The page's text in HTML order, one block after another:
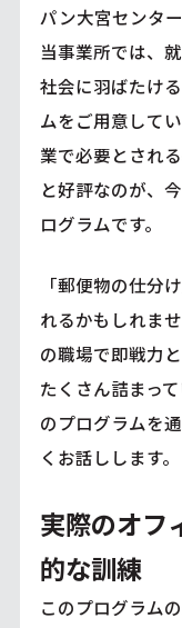
パン大宮センター
当事業所では、
社会に羽ばたけ
ムをご用意して
業で必要とされ
と好評なのが、
ログラムです。
「郵便物の仕分
れるかもしれま
の職場で即戦力
たくさん詰まっ
のプログラムを
くお話しします。
実際のオフ
的な訓練
このプログラム